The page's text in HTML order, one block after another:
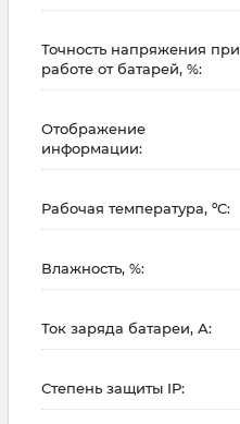
Точность напряжения при
работе от батарей, %:
Отображение
информации:
Рабочая температура, ºC:
Влажность, %:
Ток заряда батареи, А:
Степень защиты IP: